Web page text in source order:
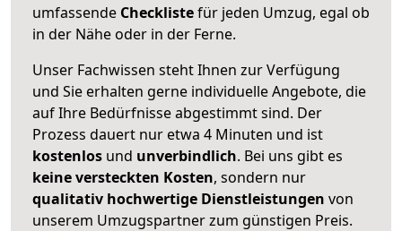
umfassende Checklistefür jeden Umzug, egal ob
in der Nähe oder in der Ferne.
Unser Fachwissen steht Ihnen zur Verfügung
und Sie erhalten gerne individuelle Angebote, die
auf Ihre Bedürfnisse abgestimmt sind. Der
Prozess dauert nur etwa 4 Minuten und ist
kostenlos und unverbindlich. Bei uns gibt es
keine versteckten Kosten, sondern nur
qualitativ hochwertige Dienstleistungen von
unserem Umzugspartner zum günstigen Preis.